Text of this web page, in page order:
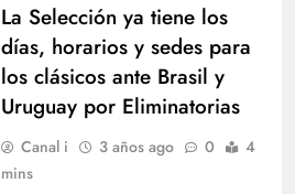
La Selección ya tiene los
días, horarios y sedes para
los clásicos ante Brasil y
Uruguay por Eliminatorias
Canal i 3 años ago 0
4
mins